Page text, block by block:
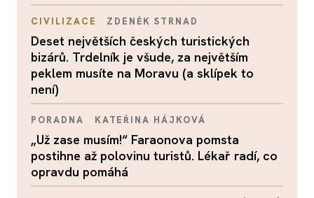
CIVILIZACE ZDENĚK STRNAD
Deset největších českých turistických
bizárů. Trdelník je všude, za největším
peklem musíte na Moravu (a sklípek to
není)
PORADNA KATEŘINA HÁJKOVÁ
„Už zase musím!“ Faraonova pomsta
postihne až polovinu turistů. Lékař radí, co
opravdu pomáhá